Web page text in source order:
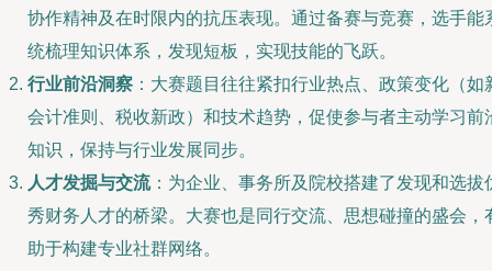
协作精神及在时限内的抗压表现。通过备赛与竞赛，选手能
统梳理知识体系，发现短板，实现技能的飞跃。
行业前沿洞察 ：大赛题目往往紧扣行业热点、政策变化（如
会计准则、税收新政）和技术趋势，促使参与者主动学习前
知识，保持与行业发展同步。
人才发掘与交流：为企业、事务所及院校搭建了发现和选拔
秀财务人才的桥梁。大赛也是同行交流、思想碰撞的盛会，
助于构建专业社群网络。